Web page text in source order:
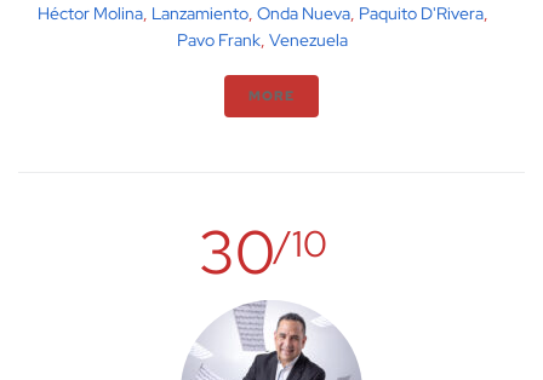
Héctor Molina, Lanzamiento, Onda Nueva, Paquito D'Rivera,
Pavo Frank, Venezuela
MORE
30/10